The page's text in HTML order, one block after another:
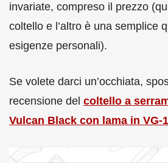
invariate, compreso il prezzo
coltello e l’altro è una semplice
esigenze personali).
Se volete darci un’occhiata,
recensione del coltello a
Vulcan Black con lama in VG-